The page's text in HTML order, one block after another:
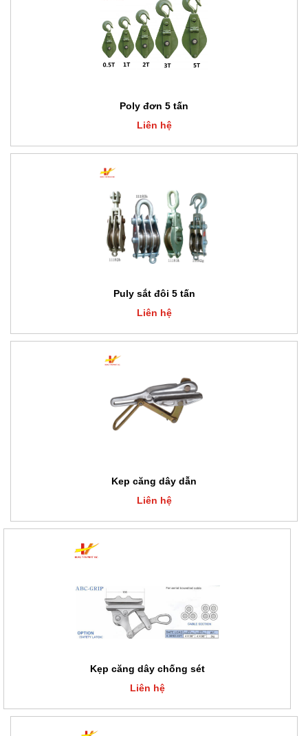
Poly đơn 5 tấn
Liên hệ
Puly sắt đôi 5 tấn
Liên hệ
Kep căng dây dẫn
Liên hệ
Kẹp căng dây chống sét
Liên hệ